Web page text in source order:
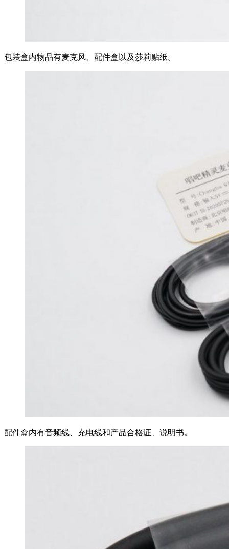
包装盒内物品有麦克风、配件盒以及莎莉贴纸。
配件盒内有音频线、充电线和产品合格证、说明书。